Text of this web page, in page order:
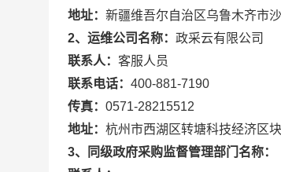
地址： 新疆维吾尔自治区乌鲁木齐市
2、运维公司名称： 政采云有限公司
联系人： 客服人员
联系电话： 400-881-7190
传真： 0571-28215512
地址： 杭州市西湖区转塘科技经济区
3、同级政府采购监督管理部门名称：